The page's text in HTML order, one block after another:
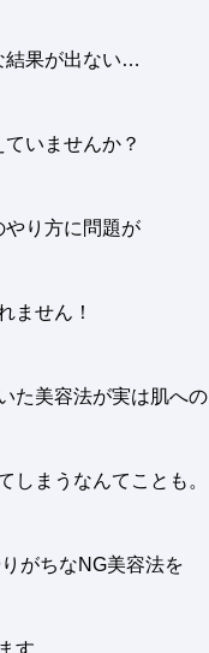
結果が出ない…
いませんか？
やり方に問題が
ません！
た美容法が実は肌への
しまうなんてことも 。
がちなNG美容法を
す。